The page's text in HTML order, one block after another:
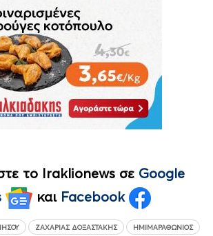
το Iraklionews σε Google
και Facebook
ΖΑΧΑΡΊΑΣ ΔΟΞΑΣΤΆΚΗΣ ΗΜΙΜΑΡΑΘΏΝΙΟΣ